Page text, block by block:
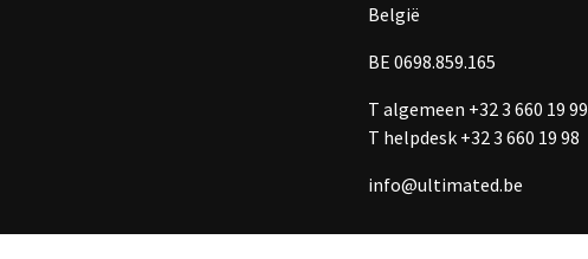
België
BE 0698.859.165
T algemeen +32 3 660 19 99
T helpdesk +32 3 660 19 98
info@ultimated.be